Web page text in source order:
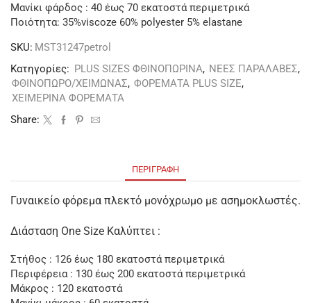
Μανίκι φάρδος : 40 έως 70 εκατοστά περιμετρικά
Ποιότητα: 35%viscoze 60% polyester 5% elastane
SKU: MST31247petrol
Κατηγορίες: PLUS SIZES ΦΘΙΝΟΠΩΡΙΝΑ, ΝΕΕΣ ΠΑΡΑΛΑΒΕΣ,
ΦΘΙΝΟΠΩΡΟ/ΧΕΙΜΩΝΑΣ, ΦΟΡΕΜΑΤΑ PLUS SIZE,
ΧΕΙΜΕΡΙΝΑ ΦΟΡΕΜΑΤΑ
Share:
ΠΕΡΙΓΡΑΦΉ
Γυναικείο φόρεμα πλεκτό μονόχρωμο με ασημοκλωστές.
Διάσταση One Size Καλύπτει :
Στήθος : 126 έως 180 εκατοστά περιμετρικά
Περιφέρεια : 130 έως 200 εκατοστά περιμετρικά
Μάκρος : 120 εκατοστά